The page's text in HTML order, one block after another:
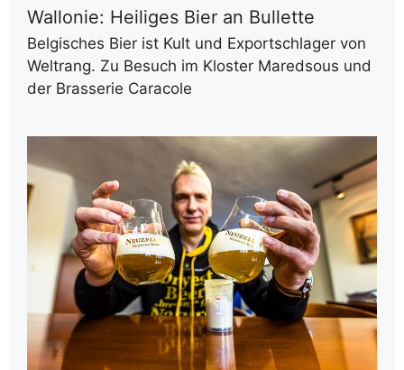
Wallonie: Heiliges Bier an Bullette
Belgisches Bier ist Kult und Exportschlager von
Weltrang. Zu Besuch im Kloster Maredsous und
der Brasserie Caracole